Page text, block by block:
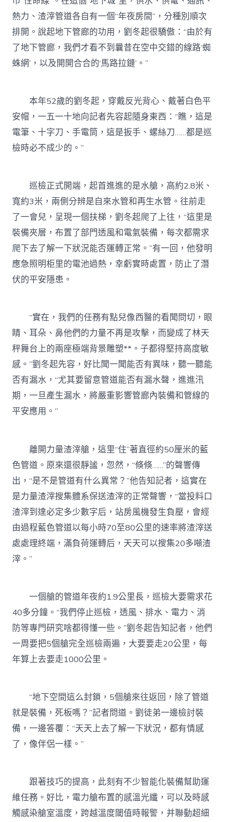
熱力、渣滓管道各自有一個“年夜房間”，分種別順次
排開。說起地下管廊的功用，劉冬起很驕傲：“由於有
了地下管廊，我們才看不到曩昔在空中交錯的線路‘蜘
蛛網’，以及開開合合的‘馬路拉鏈’。”
本年52歲的劉冬起，穿戴反光背心、戴著白色平
安帽，一五一十地向記者先容起隨身東西：“瞧，這是
電筆、十字刀、手電筒，這是扳手、螺絲刀……都是巡
檢時必不成少的。”
巡檢正式開端，起首進進的是水艙，高約2.8米、
寬約3米，兩側分辨是自來水管和再生水管。往前走
了一會兒，呈現一個扶梯，劉冬起爬了上往，“這里是
裝備夾層，布置了部門透風和電氣裝備，每次都需求
爬下去了解一下狀況能否運轉正常。”有一回，他發明
應急照明柜里的電池過熱，幸虧實時處置，防止了潛
伏的平安隱患。
“實在，我們的任務有點兒像西醫的看聞問切，眼
睛、耳朵、鼻他們的力量不再是攻擊，而變成了林天
秤舞台上的兩座極端背景雕塑**。子都得堅持高度敏
感。”劉冬起先容，好比聞一聞能否有異味，聽一聽能
否有漏水，“尤其要留意管道能否有漏水聲，進進汛
期，一旦產生漏水，將嚴重影響管廊內裝備和管線的
平安應用。”
離開力量渣滓艙，這里“住”著直徑約50厘米的藍
色管道。原來還很靜謐，忽然，“倏倏……”的聲響傳
出，“是不是管道有什么異常？”他告知記者，這實在
是力量渣滓搜集體系保送渣滓的正常聲響，“當投料口
渣滓到達必定多少數字后，站房風機發生負壓，會經
由過程藍色管道以每小時70至80公里的速率將渣滓送
處處理終端，滿負荷運轉后，天天可以搜集20多噸渣
滓。”
一個艙的管道年夜約1.9公里長，巡檢大要需求花
40多分鐘。“我們停止巡檢，透風、排水、電力、消
防等專門研究啥都得懂一些。”劉冬起告知記者，他們
一周要把5個艙完全巡檢兩遍，大要要走20公里，每
年算上去要走1000公里。
“地下空間這么封鎖，5個艙來往返回，除了管道
就是裝備，死板嗎？”記者問道。劉徒弟一邊檢討裝
備，一邊答覆：“天天上去了解一下狀況，都有情感
了，像伴侶一樣。”
跟著技巧的提高，此刻有不少智能化裝備幫助運
維任務。好比，電力艙布置的感溫光纖，可以及時感
觸感染艙室溫度，跨越溫度閾值時報警，并聯動超細